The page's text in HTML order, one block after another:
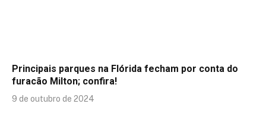
Principais parques na Flórida fecham por conta do
furacão Milton; confira!
9 de outubro de 2024